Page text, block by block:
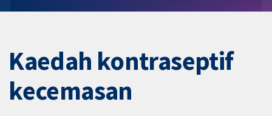
Kaedah kontraseptif
kecemasan